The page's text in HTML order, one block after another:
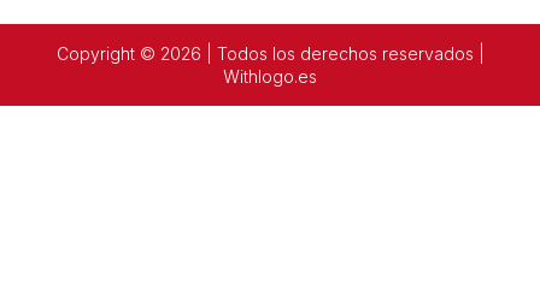
Copyright © 2026 | Todos los derechos reservados |
Withlogo.es